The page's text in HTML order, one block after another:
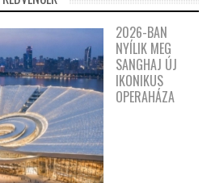
2026-BAN
NYÍLIK MEG
SANGHAJ ÚJ
IKONIKUS
OPERAHÁZA